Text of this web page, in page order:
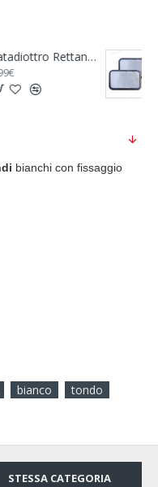
Catadiottro Rettangolare Bianco Adesivo
bianchi con fissaggio
bianco
tondo
STESSA CATEGORIA